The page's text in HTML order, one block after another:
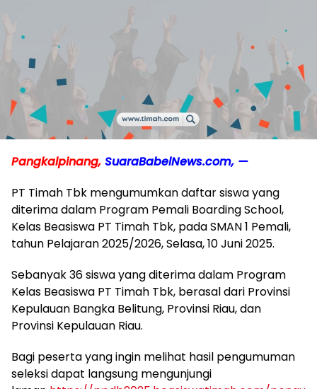
Pangkalpinang, SuaraBabelNews.com, —
PT Timah Tbk mengumumkan daftar siswa yang
diterima dalam Program Pemali Boarding School,
Kelas Beasiswa PT Timah Tbk, pada SMAN 1 Pemali,
tahun Pelajaran 2025/2026, Selasa, 10 Juni 2025.
Sebanyak 36 siswa yang diterima dalam Program
Kelas Beasiswa PT Timah Tbk, berasal dari Provinsi
Kepulauan Bangka Belitung, Provinsi Riau, dan
Provinsi Kepulauan Riau.
Bagi peserta yang ingin melihat hasil pengumuman
seleksi dapat langsung mengunjungi